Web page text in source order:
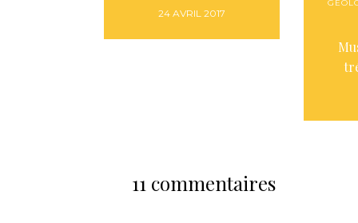
24 AVRIL 2017
11 commentaires